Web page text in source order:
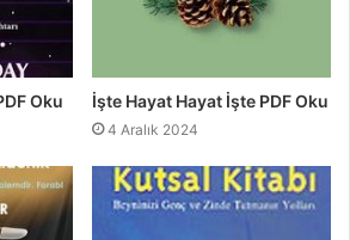
Oku İşte Hayat Hayat İşte PDF Oku
4 Aralık 2024